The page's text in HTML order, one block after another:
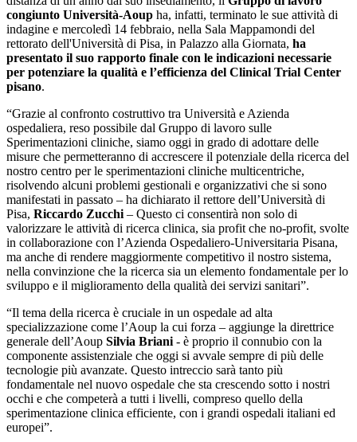
congiunto Università-Aoup ha, infatti, terminato le sue attività di
indagine e mercoledì 14 febbraio, nella Sala Mappamondi del
rettorato dell'Università di Pisa, in Palazzo alla Giornata, ha
presentato il suo rapporto finale con le indicazioni necessarie
per potenziare la qualità e l’efficienza del Clinical Trial Center
pisano.
“Grazie al confronto costruttivo tra Università e Azienda
ospedaliera, reso possibile dal Gruppo di lavoro sulle
Sperimentazioni cliniche, siamo oggi in grado di adottare delle
misure che permetteranno di accrescere il potenziale della ricerca del
nostro centro per le sperimentazioni cliniche multicentriche,
risolvendo alcuni problemi gestionali e organizzativi che si sono
manifestati in passato – ha dichiarato il rettore dell’Università di
Pisa, Riccardo Zucchi – Questo ci consentirà non solo di
valorizzare le attività di ricerca clinica, sia profit che no-profit, svolte
in collaborazione con l’Azienda Ospedaliero-Universitaria Pisana,
ma anche di rendere maggiormente competitivo il nostro sistema,
nella convinzione che la ricerca sia un elemento fondamentale per lo
sviluppo e il miglioramento della qualità dei servizi sanitari”.
“Il tema della ricerca è cruciale in un ospedale ad alta
specializzazione come l’Aoup la cui forza – aggiunge la direttrice
generale dell’Aoup Silvia Briani - è proprio il connubio con la
componente assistenziale che oggi si avvale sempre di più delle
tecnologie più avanzate. Questo intreccio sarà tanto più
fondamentale nel nuovo ospedale che sta crescendo sotto i nostri
occhi e che competerà a tutti i livelli, compreso quello della
sperimentazione clinica efficiente, con i grandi ospedali italiani ed
europei”.